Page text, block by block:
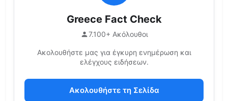
Greece Fact Check
7.100+ Ακόλουθοι
Ακολουθήστε μας για έγκυρη ενημέρωση και
ελέγχους ειδήσεων.
Ακολουθήστε τη Σελίδα